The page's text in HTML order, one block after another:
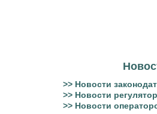
>> Новости
>> Новости
>> Новости